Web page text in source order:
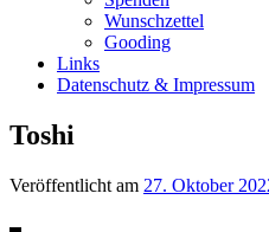
Wunschzettel
Gooding
Links
Datenschutz & Impressum
Toshi
Veröffentlicht am 27. Oktober